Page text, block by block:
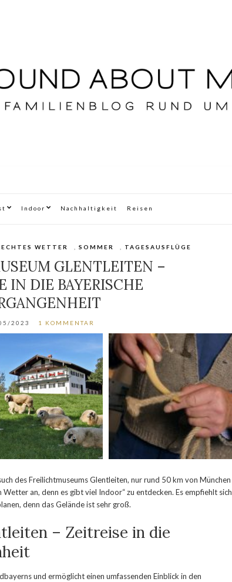
Indoor Nachhaltigkeit Reisen
WETTER ,SOMMER TAGESAUSFLÜGE
GLENTLEITEN –
IN DIE BAYERISCHE
2023 1 KOMMENTAR
des Freilichtmuseums Glentleiten, nur rund 50 km von München
an, denn es gibt viel Indoor“ zu entdecken. Es empfiehlt sich
denn das Gelände ist sehr groß.
– Zeitreise in die
und ermöglicht einen umfassenden Einblick in den